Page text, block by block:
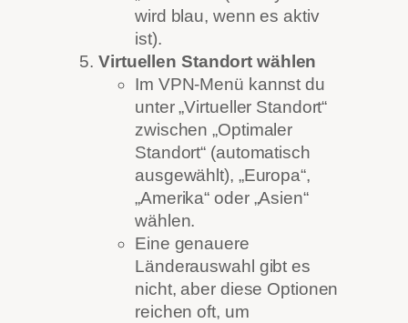
wird blau, wenn es aktiv
ist).
Virtuellen Standort wählen
Im VPN-Menü kannst du
unter „Virtueller Standort“
zwischen „Optimaler
Standort“ (automatisch
ausgewählt), „Europa“,
„Amerika“ oder „Asien“
wählen.
Eine genauere
Länderauswahl gibt es
nicht, aber diese Optionen
reichen oft, um